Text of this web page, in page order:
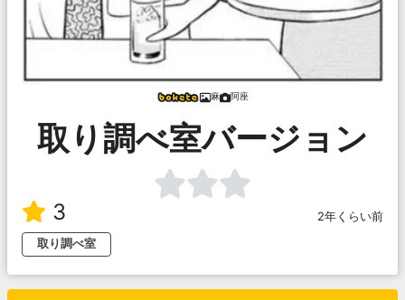
麻 阿座
取り調べ室バージョン
3
2年くらい前
取り調べ室